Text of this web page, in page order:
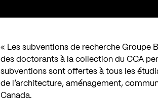
« Les subventions de recherche Groupe
des doctorants à la collection du CCA
subventions sont offertes à tous les
de l’architecture, aménagement,
Canada.